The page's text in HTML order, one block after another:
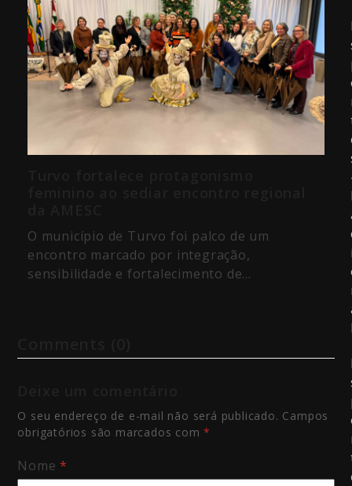
O município de Turvo foi palco de um
encontro marcado por integração,
sensibilidade e fortalecimento de…
O seu endereço de e-mail não será publicado. Campos
obrigatórios são marcados com*
Nome*